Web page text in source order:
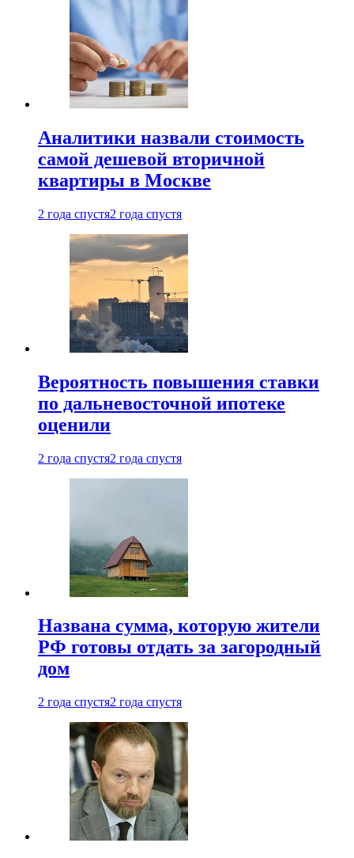
Аналитики назвали стоимость
самой дешевой вторичной
квартиры в Москве
2 года спустя2 года спустя
Вероятность повышения ставки
по дальневосточной ипотеке
оценили
2 года спустя2 года спустя
Названа сумма, которую жители
РФ готовы отдать за загородный
дом
2 года спустя2 года спустя